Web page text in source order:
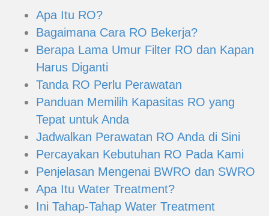
Apa Itu RO?
Bagaimana Cara RO Bekerja?
Berapa Lama Umur Filter RO dan Kapan
Harus Diganti
Tanda RO Perlu Perawatan
Panduan Memilih Kapasitas RO yang
Tepat untuk Anda
Jadwalkan Perawatan RO Anda di Sini
Percayakan Kebutuhan RO Pada Kami
Penjelasan Mengenai BWRO dan SWRO
Apa Itu Water Treatment?
Ini Tahap-Tahap Water Treatment